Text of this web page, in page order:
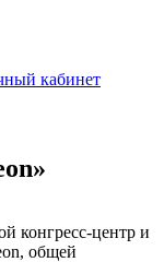
кабинет
конгресс-центр и
общей